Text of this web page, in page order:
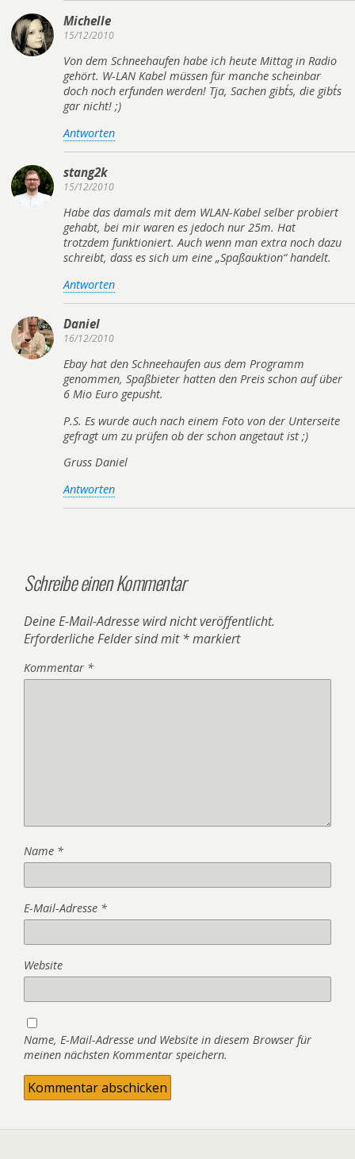
Michelle
15/12/2010
Von dem Schneehaufen habe ich heute Mittag in Radio
gehört. W-LAN Kabel müssen für manche scheinbar
doch noch erfunden werden! Tja, Sachen gibt´s, die gibt´s
gar nicht! ;)
Antworten
stang2k
15/12/2010
Habe das damals mit dem WLAN-Kabel selber probiert
gehabt, bei mir waren es jedoch nur 25m. Hat
trotzdem funktioniert. Auch wenn man extra noch dazu
schreibt, dass es sich um eine „Spaßauktion“ handelt.
Antworten
Daniel
16/12/2010
Ebay hat den Schneehaufen aus dem Programm
genommen, Spaßbieter hatten den Preis schon auf über
6 Mio Euro gepusht.
P.S. Es wurde auch nach einem Foto von der Unterseite
gefragt um zu prüfen ob der schon angetaut ist ;)
Gruss Daniel
Antworten
Schreibe einen Kommentar
Deine E-Mail-Adresse wird nicht veröffentlicht.
Erforderliche Felder sind mit*markiert
Kommentar *
Name *
E-Mail-Adresse *
Website
Name, E-Mail-Adresse und Website in diesem Browser für
meinen nächsten Kommentar speichern.